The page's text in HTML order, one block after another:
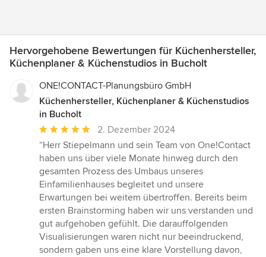
Hervorgehobene Bewertungen für Küchenhersteller,
Küchenplaner & Küchenstudios in Bucholt
ONE!CONTACT-Planungsbüro GmbH
Küchenhersteller, Küchenplaner & Küchenstudios
in Bucholt
Durchschnittliche
Bewertung:
5
von
5
Sternen
2. Dezember 2024
“Herr Stiepelmann und sein Team von One!Contact
haben uns über viele Monate hinweg durch den
gesamten Prozess des Umbaus unseres
Einfamilienhauses begleitet und unsere
Erwartungen bei weitem übertroffen. Bereits beim
ersten Brainstorming haben wir uns verstanden und
gut aufgehoben gefühlt. Die darauffolgenden
Visualisierungen waren nicht nur beeindruckend,
sondern gaben uns eine klare Vorstellung davon,